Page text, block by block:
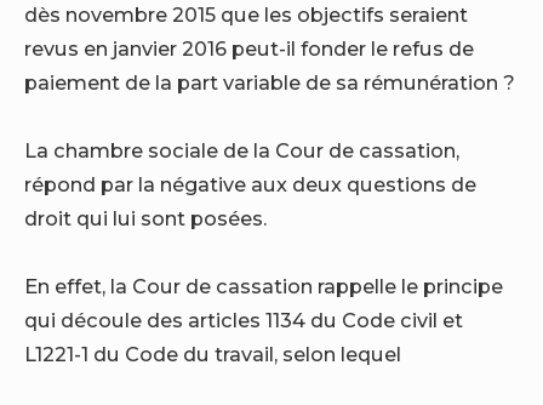
dès novembre 2015 que les objectifs seraient
revus en janvier 2016 peut-il fonder le refus de
paiement de la part variable de sa rémunération ?
La chambre sociale de la Cour de cassation,
répond par la négative aux deux questions de
droit qui lui sont posées.
En effet, la Cour de cassation rappelle le principe
qui découle des articles 1134 du Code civil et
L1221-1 du Code du travail, selon lequel